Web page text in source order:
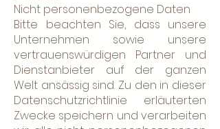
Nicht personenbezogene Daten
Bitte beachten Sie, dass unsere
Unternehmen sowie unsere
vertrauenswürdigen Partner und
Dienstanbieter auf der ganzen
Welt ansässig sind. Zu den in dieser
Datenschutzrichtlinie erläuterten
Zwecke speichern und verarbeiten